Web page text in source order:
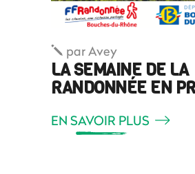
parAvey
LA SEMAINE DE LA
RANDONNÉE EN
EN SAVOIR PLUS